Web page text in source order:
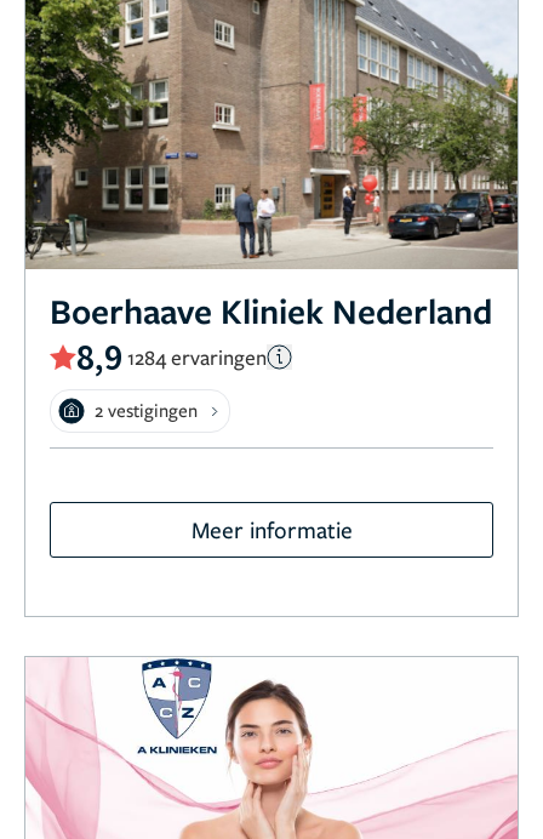
Boerhaave Kliniek Nederland
8,9 1284 ervaringen
2 vestigingen
Meer informatie